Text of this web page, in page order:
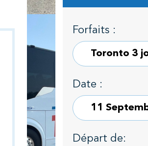
Forfaits :
Date :
Départ de: